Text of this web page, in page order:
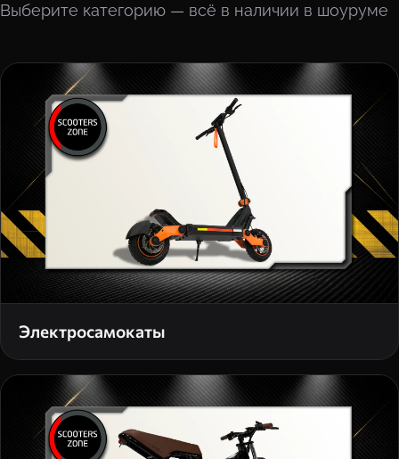
Выберите категорию — всё в наличии в шоуруме
Электросамокаты